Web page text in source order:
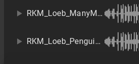
RKM_Loeb_ManyMoreDetails
RKM_Loeb_Penguins on Dope